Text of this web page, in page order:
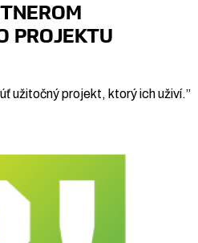
PROJEKTU
užitočný projekt, ktorý ich uživí.”